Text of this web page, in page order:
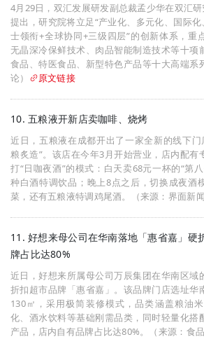
4月29日，双汇发展研发副总裁孟少华在双汇
提出，研究院将立足“产业化、多元化、国际
士领衔+全球协同+三级四层”的创新体系，重
无晶深冷保鲜技术、肉品智能制造技术等十项
食品、特医食品、新型特色产品等十大高端系
论）
原文链接
10. 五粮液开新店卖咖啡、烧烤
近日，五粮液在成都开出了一家全新的线下
粮炙造”。该店在今年3月开始营业，店内配有
打“日咖夜酒”的模式：白天卖68元一杯的“第
种白酒特调饮品；晚上8点之后，切换成夜酒
菜，还有五粮液特调鸡尾酒。（来源：界面新闻
11. 好想来母公司在华南落地「惠省嘉」硬
牌占比达80%
近日，好想来所属母公司万辰集团在华南区域
折扣超市品牌「惠省嘉」。该品牌门店选址华
130㎡，采用极简装修模式，品类涵盖粮油
化、酒水饮料等基础刚需品类，同时轻量化搭
产品，店内自有品牌占比达80%。（来源：食品